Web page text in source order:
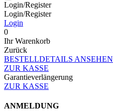
Login/Register
Login/Register
Login
0
Ihr Warenkorb
Zurück
BESTELLDETAILS ANSEHEN
ZUR KASSE
Garantieverlängerung
ZUR KASSE
ANMELDUNG